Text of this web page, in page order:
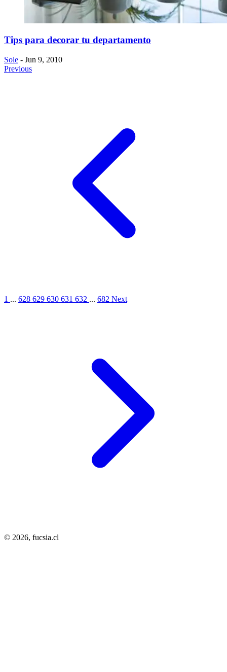
Tips para decorar tu departamento
Sole - Jun 9, 2010
Previous
1 ... 628 629 630 631 632 ... 682 Next
© 2026, fucsia.cl